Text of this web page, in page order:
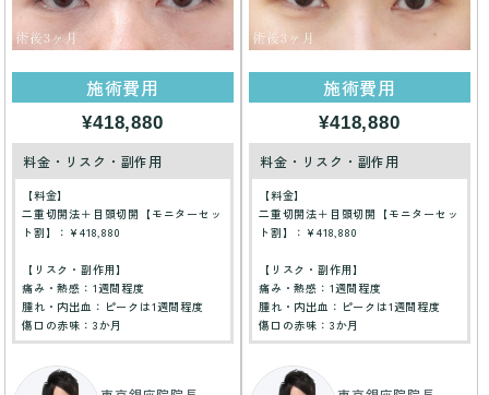
施術費用
¥418,880
料金・リスク・副作用
【料金】
二重切開法＋目頭切開【モニターセッ
ト割】：¥418,880
【リスク・副作用】
痛み・熱感：1週間程度
腫れ・内出血：ピークは1週間程度
傷口の赤味：3か月
施術費用
¥418,880
料金・リスク・副作用
【料金】
二重切開法＋目頭切開【モニターセッ
ト割】：¥418,880
【リスク・副作用】
痛み・熱感：1週間程度
腫れ・内出血：ピークは1週間程度
傷口の赤味：3か月